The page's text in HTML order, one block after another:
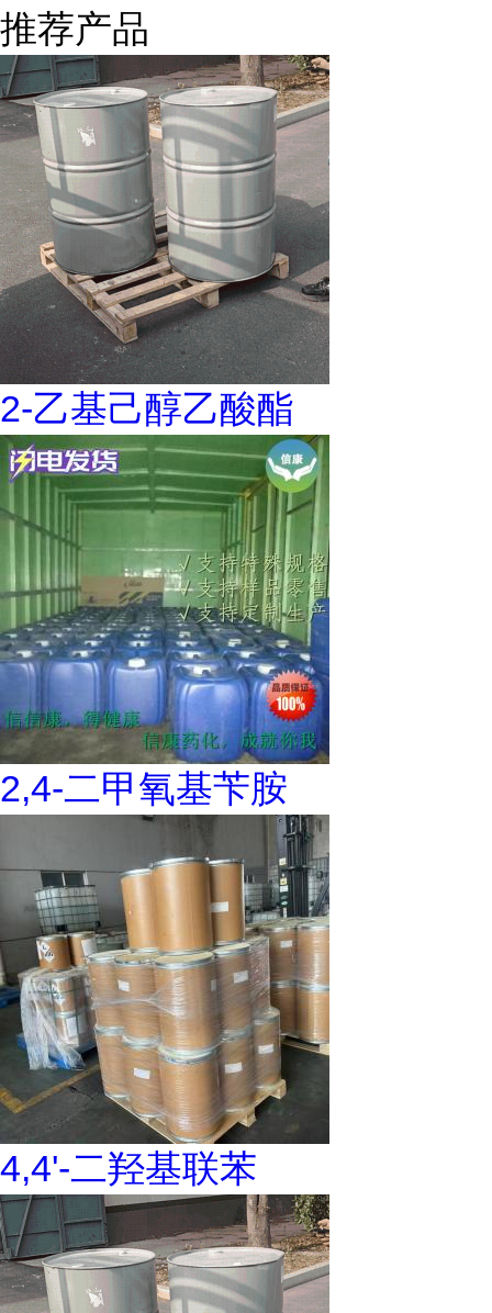
推荐产品
2-乙基己醇乙酸酯
2,4-二甲氧基苄胺
4,4'-二羟基联苯